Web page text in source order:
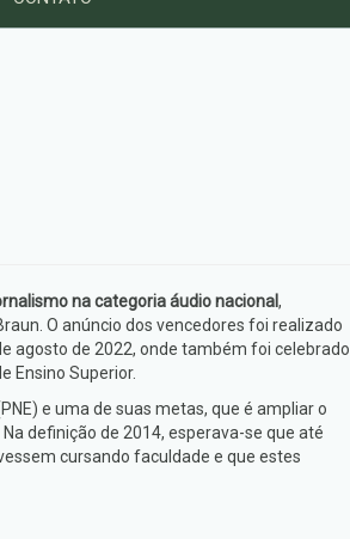
na categoria áudio nacional,
O anúncio dos vencedores foi realizado
agosto de 2022, onde também foi celebrado
Ensino Superior.
e uma de suas metas, que é ampliar o
definição de 2014, esperava-se que até
cursando faculdade e que estes